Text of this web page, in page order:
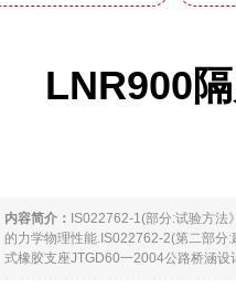
LNR900
内容简介：
IS022762-1(部分:试验方
的力学物理性能.IS022762-2(第二部分
式橡胶支座JTGD60一2004公路桥涵设